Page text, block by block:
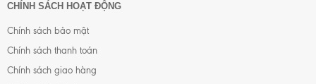
CHÍNH SÁCH HOẠT ĐỘNG
Chính sách bảo mật
Chính sách thanh toán
Chính sách giao hàng